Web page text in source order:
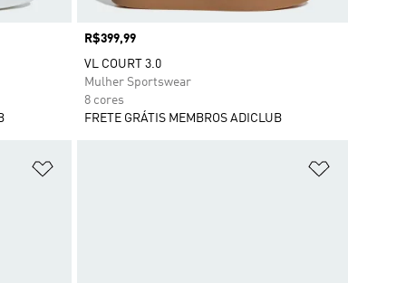
Preço
R$399,99
VL COURT 3.0
Mulher Sportswear
8 cores
FRETE GRÁTIS MEMBROS ADICLUB